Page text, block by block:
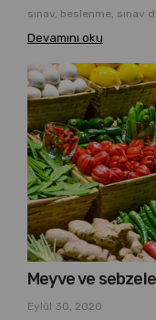
sınav, beslenme, sınav
Devamını oku
Meyve ve
Eylül 30, 2020